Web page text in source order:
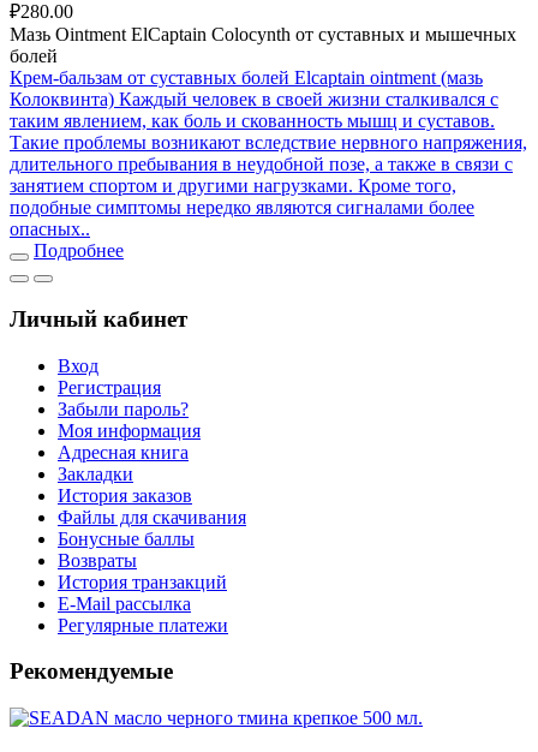
₽280.00
Мазь Ointment ElCaptain Colocynth от суставных и мышечных
болей
Крем-бальзам от суставных болей Elcaptain ointment (мазь
Колоквинта) Каждый человек в своей жизни сталкивался с
таким явлением, как боль и скованность мышц и суставов.
Такие проблемы возникают вследствие нервного напряжения,
длительного пребывания в неудобной позе, а также в связи с
занятием спортом и другими нагрузками. Кроме того,
подобные симптомы нередко являются сигналами более
опасных..
Подробнее
Личный кабинет
Вход
Регистрация
Забыли пароль?
Моя информация
Адресная книга
Закладки
История заказов
Файлы для скачивания
Бонусные баллы
Возвраты
История транзакций
E-Mail рассылка
Регулярные платежи
Рекомендуемые